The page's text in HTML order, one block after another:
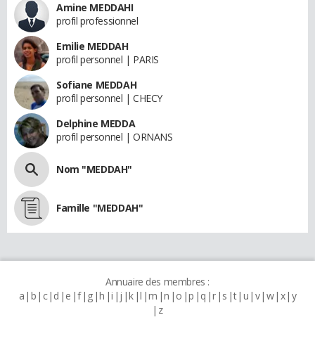
Amine MEDDAHI
profil professionnel
Emilie MEDDAH
profil personnel | PARIS
Sofiane MEDDAH
profil personnel | CHECY
Delphine MEDDA
profil personnel | ORNANS
Nom "MEDDAH"
Famille "MEDDAH"
Annuaire des membres :
a b c d e f g h i j k l m n o p q r s t u v w x y
z